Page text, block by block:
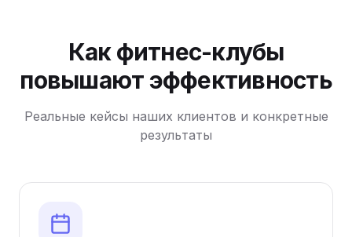
Как фитнес-клубы
повышают эффективность
Реальные кейсы наших клиентов и конкретные
результаты